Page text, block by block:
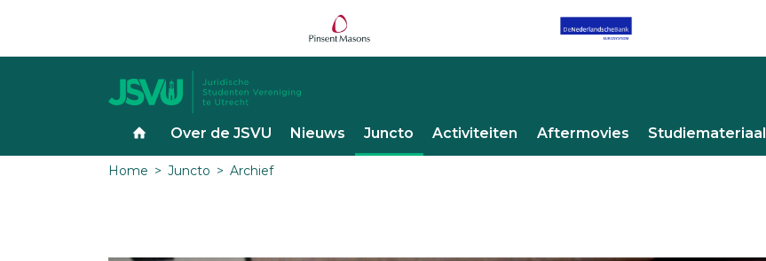
Over de JSVU Nieuws Juncto Activiteiten Aftermovies Studiemateriaal
Home Juncto Archief